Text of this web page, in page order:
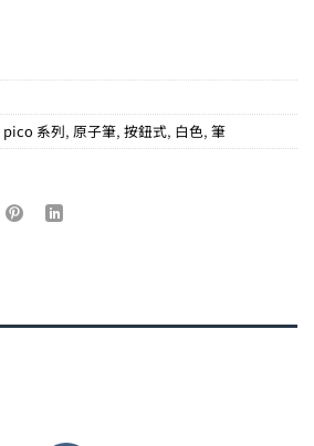
pico 系列, 原子筆, 按鈕式, 白色, 筆